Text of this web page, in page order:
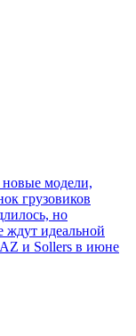
модели,
грузовиков
но
ждут идеальной
и Sollers в июне